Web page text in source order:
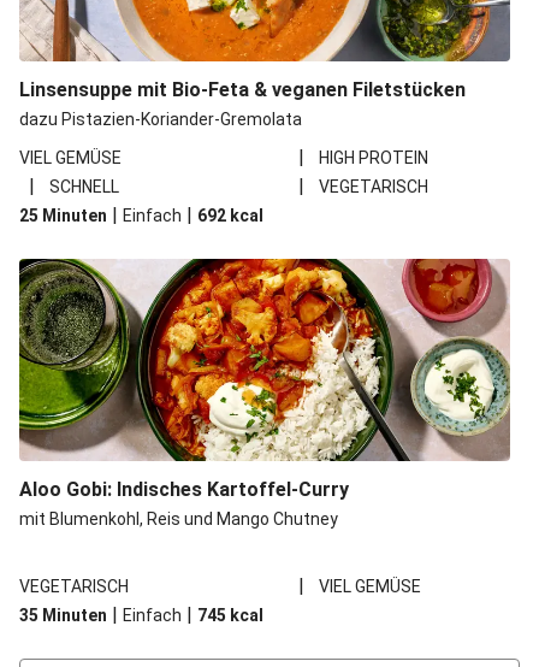
Linsensuppe mit Bio-Feta & veganen Filetstücken
dazu Pistazien-Koriander-Gremolata
VIEL GEMÜSE
| HIGH PROTEIN
| SCHNELL |
VEGETARISCH
25 Minuten | Einfach | 692 kcal
Aloo Gobi: Indisches Kartoffel-Curry
mit Blumenkohl, Reis und Mango Chutney
VEGETARISCH |
VIEL GEMÜSE
35 Minuten | Einfach | 745 kcal